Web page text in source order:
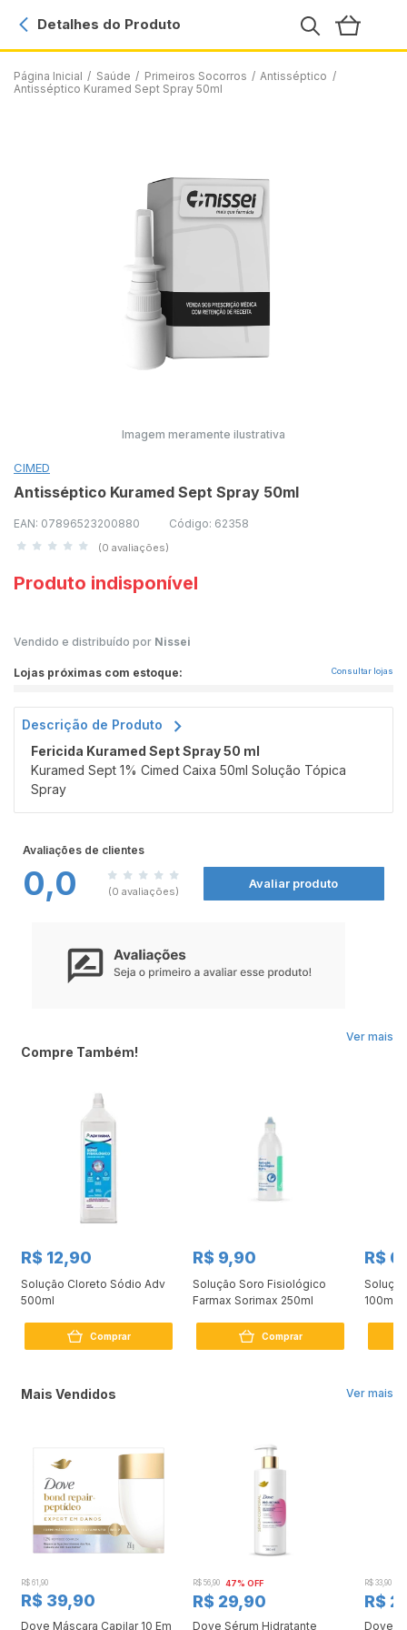
Página Inicial / Saúde / Primeiros Socorros / Antisséptico /
Antisséptico Kuramed Sept Spray 50ml
Detalhes do Produto
Imagem meramente ilustrativa
CIMED
Antisséptico Kuramed Sept Spray 50ml
EAN: 07896523200880 Código: 62358
(0 avaliações)
Produto indisponível
Vendido e distribuído por Nissei
Lojas próximas com estoque: Consultar lojas
Descrição de Produto
Fericida Kuramed Sept Spray 50 ml
Kuramed Sept 1% Cimed Caixa 50ml Solução Tópica
Spray
Avaliações de clientes
0,0 (0 avaliações)
Avaliar produto
Ver mais
Compre Também!
R$ 12,90
Solução Cloreto Sódio Adv
500ml
Comprar
R$ 9,90
Solução Soro Fisiológico
Farmax Sorimax 250ml
Comprar
R$
100ml
Ver mais
Mais Vendidos
R$ 61,90
R$ 39,90
Dove Máscara Capilar 10 Em
R$ 56,90 47% OFF
R$ 29,90
Dove Sérum Hidratante
R$ 33,90
R$
Dove